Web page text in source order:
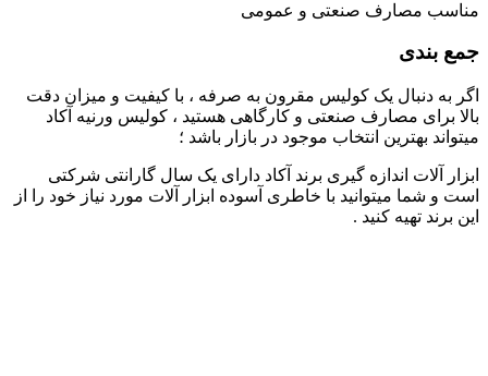
مناسب مصارف صنعتی و عمومی
جمع بندی
اگر به دنبال یک کولیس مقرون به صرفه ، با کیفیت و میزان دقت
بالا برای مصارف صنعتی و کارگاهی هستید ، کولیس ورنیه آکاد
میتواند بهترین انتخاب موجود در بازار باشد ؛
ابزار آلات اندازه گیری برند آکاد دارای یک سال گارانتی شرکتی
است و شما میتوانید با خاطری آسوده ابزار آلات مورد نیاز خود را از
این برند تهیه کنید .